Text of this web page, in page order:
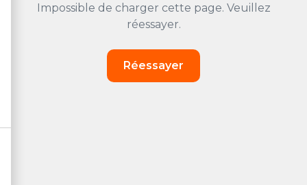
Impossible de charger cette page. Veuillez
réessayer.
Réessayer